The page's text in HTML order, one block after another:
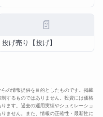
📄
投げ売り【投げ】
の情報提供を目的としたものです。掲載
するものではありません。投資には価格
ます。過去の運用実績やシュミレーショ
ません。また、情報の正確性・最新性に